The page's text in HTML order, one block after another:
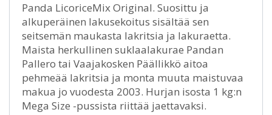
Panda LicoriceMix Original. Suosittu ja
alkuperäinen lakusekoitus sisältää sen
seitsemän maukasta lakritsia ja lakuraetta.
Maista herkullinen suklaalakurae Pandan
Pallero tai Vaajakosken Päällikkö aitoa
pehmeää lakritsia ja monta muuta maistuvaa
makua jo vuodesta 2003. Hurjan isosta 1 kg:n
Mega Size -pussista riittää jaettavaksi.